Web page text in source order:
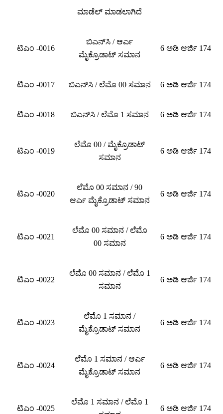
ಮಾಡೆಲ್ ಮಾಡಲಾಗಿದೆ
ಟಿಎಂ -0016
ಬಿಎನ್‌ಸಿ / ಆರ್ಎ
ಮೈಕ್ರೊಡಾಟ್ ಸಮಾನ
6 ಅಡಿ ಆರ್ಜಿ 174
ಟಿಎಂ -0017 ಬಿಎನ್‌ಸಿ / ಲೆಮೊ 00 ಸಮಾನ 6 ಅಡಿ ಆರ್ಜಿ 174
ಟಿಎಂ -0018 ಬಿಎನ್‌ಸಿ / ಲೆಮೊ 1 ಸಮಾನ 6 ಅಡಿ ಆರ್ಜಿ 174
ಟಿಎಂ -0019
ಲೆಮೊ 00 / ಮೈಕ್ರೊಡಾಟ್
ಸಮಾನ
6 ಅಡಿ ಆರ್ಜಿ 174
ಟಿಎಂ -0020
ಲೆಮೊ 00 ಸಮಾನ / 90
ಆರ್ಎ ಮೈಕ್ರೊಡಾಟ್ ಸಮಾನ
6 ಅಡಿ ಆರ್ಜಿ 174
ಟಿಎಂ -0021
ಲೆಮೊ 00 ಸಮಾನ / ಲೆಮೊ
00 ಸಮಾನ
6 ಅಡಿ ಆರ್ಜಿ 174
ಟಿಎಂ -0022
ಲೆಮೊ 00 ಸಮಾನ / ಲೆಮೊ 1
ಸಮಾನ
6 ಅಡಿ ಆರ್ಜಿ 174
ಟಿಎಂ -0023
ಲೆಮೊ 1 ಸಮಾನ /
ಮೈಕ್ರೊಡಾಟ್ ಸಮಾನ
6 ಅಡಿ ಆರ್ಜಿ 174
ಟಿಎಂ -0024
ಲೆಮೊ 1 ಸಮಾನ / ಆರ್ಎ
ಮೈಕ್ರೊಡಾಟ್ ಸಮಾನ
6 ಅಡಿ ಆರ್ಜಿ 174
ಟಿಎಂ -0025
ಲೆಮೊ 1 ಸಮಾನ / ಲೆಮೊ 1
6 ಅಡಿ ಆರ್ಜಿ 174